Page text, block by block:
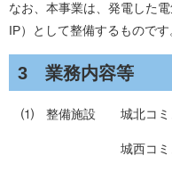
なお、本事業は、発電した
IP）として整備するものです
3 業務内容等
⑴ 整備施設 城北コミュ
城西コミュニテ